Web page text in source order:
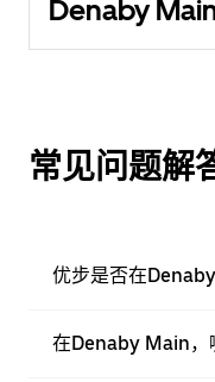
Denaby
常见问题解
优步是否在
在Denaby Main，